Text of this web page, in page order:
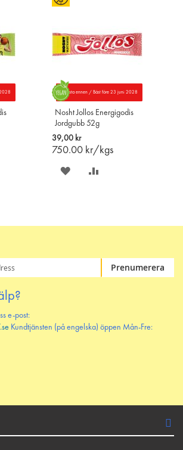
Parasta ennen / Bäst före 23 juni 2028
Nosht Jollos Energigodis
Jordgubb 52g
39,00 kr
750.00 kr/kgs
SPARA
Prenumerera
e-post:
Kundtjänsten (på engelska) öppen Mån-Fre: